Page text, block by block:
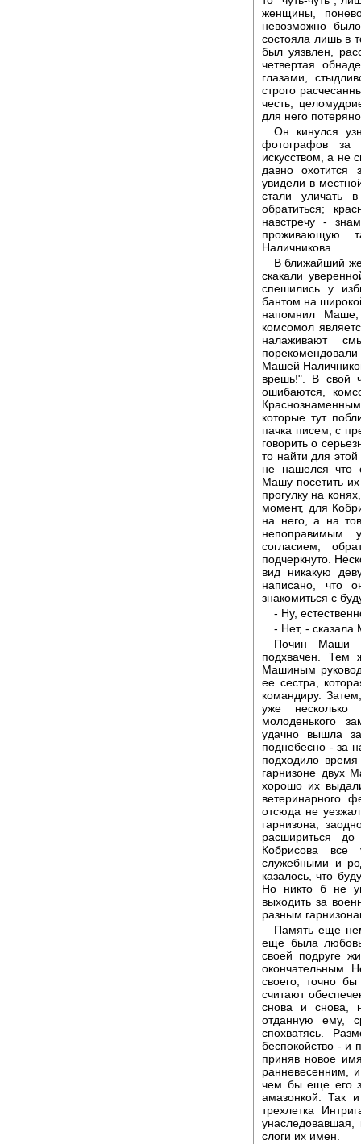
женщины,
невозможно
состояла лишь в
был уязвлен,
четвертая
глазами,
строго
честь,
для него
Он кинулся
фотографов за
искусством, а не
давно охотится
увидели в
стали уличать
обратиться;
навстречу -
проживающую
Наличникова.
В ближайший
скакали
спешились у
бантом на
напомнил
комсомол
налаживают
Машей
врешь!". В свой
ошибаются,
которые тут
пачка писем, с
говорить о
то найти для
не нашелся что
Машу посетить
прогулку на
момент, для
на него, а на
согласием,
подчеркнуто.
вид никакую
написано, что
знакомиться с
- Ну,
- Нет, -
Почин Маши
подхвачен. Тем
Машиным
ее сестра,
командиру.
уже
молоденького
удачно вышла
поднебесно - за
подходило
гарнизоне двух
хорошо их
ветеринарного
отсюда не
гарнизона,
расшириться
Кобрисова все
служебными и
казалось, что
Но никто б не
выходить за
разным
Память еще
еще была
своей подруге
окончательным.
своего, точно
считают
снова и снова,
отданную ему,
спохватясь.
беспокойство - и
приняв новое
ранневесенним,
чем бы еще его
амазонкой. Так
трехлетка
унаследовавшая,
слоги их имен.